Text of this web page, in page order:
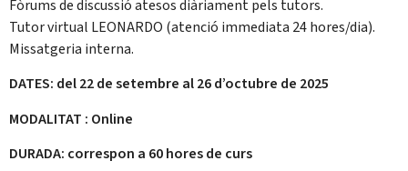
Fòrums de discussió atesos diàriament pels tutors.
Tutor virtual LEONARDO (atenció immediata 24 hores/dia).
Missatgeria interna.
DATES: del 22 de setembre al 26 d’octubre de 2025
MODALITAT : Online
DURADA: correspon a 60 hores de curs